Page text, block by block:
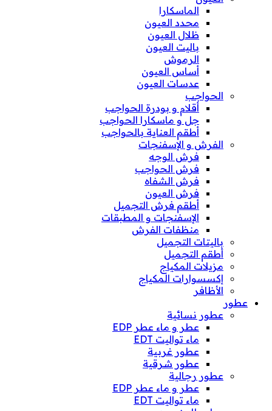
الماسكارا
محدد العيون
ظلال العيون
باليت العيون
الرموش
أساس العيون
عدسات العيون
الحواجب
أقلام و بودرة الحواجب
جل و ماسكارا الحواجب
أطقم العناية بالحواجب
الفرش و الإسفنجات
فرش الوجه
فرش الحواجب
فرش الشفاه
فرش العيون
أطقم فرش التجميل
الإسفنجات و المطبقات
منظفات الفرش
باليتات التجميل
أطقم التجميل
مزيلات المكياج
إكسسوارات المكياج
الأظافر
عطور
عطور نسائية
عطر و ماء عطر EDP
ماء تواليت EDT
عطور غربية
عطور شرقية
عطور رجالية
عطر و ماء عطر EDP
ماء تواليت EDT